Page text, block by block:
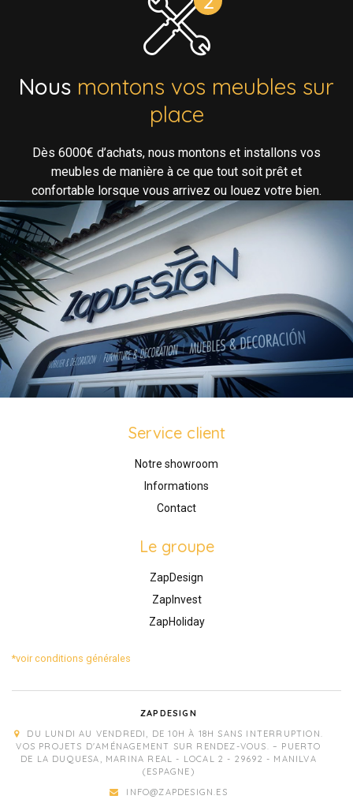
Nous montons vos meubles sur
place
Dès 6000€ d’achats, nous montons et installons vos
meubles de manière à ce que tout soit prêt et
confortable lorsque vous arrivez ou louez votre bien.
Service client
Notre showroom
Informations
Contact
Le groupe
ZapDesign
ZapInvest
ZapHoliday
*voir conditions générales
ZAPDESIGN
DU LUNDI AU VENDREDI, DE 10H À 18H SANS INTERRUPTION.
VOS PROJETS D'AMÉNAGEMENT SUR RENDEZ-VOUS. – PUERTO
DE LA DUQUESA, MARINA REAL - LOCAL 2 - 29692 - MANILVA
(ESPAGNE)
INFO@ZAPDESIGN.ES